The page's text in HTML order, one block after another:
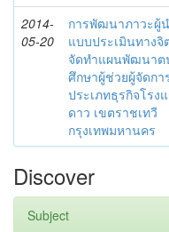
2014-
05-20
การพัฒนาภาวะผู้
แบบประเมินทางจิ
จัดทำแผนพัฒนาต
ศึกษาผู้ช่วยผู้จัดกา
ประเภทธุรกิจโรง
ดาว เขตราชเทวี
กรุงเทพมหานคร
Discover
Subject